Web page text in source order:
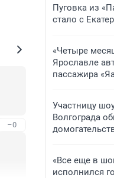
–0
Пуговка из
стало с
«Четыре
Ярославле
пассажира
Участницу
Волгограда
«Все еще в
исполнился